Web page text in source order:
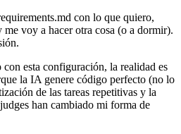
con lo que quiero,
voy a hacer otra cosa (o a dormir).
con esta configuración, la realidad es
la IA genere código perfecto (no lo
de las tareas repetitivas y la
han cambiado mi forma de